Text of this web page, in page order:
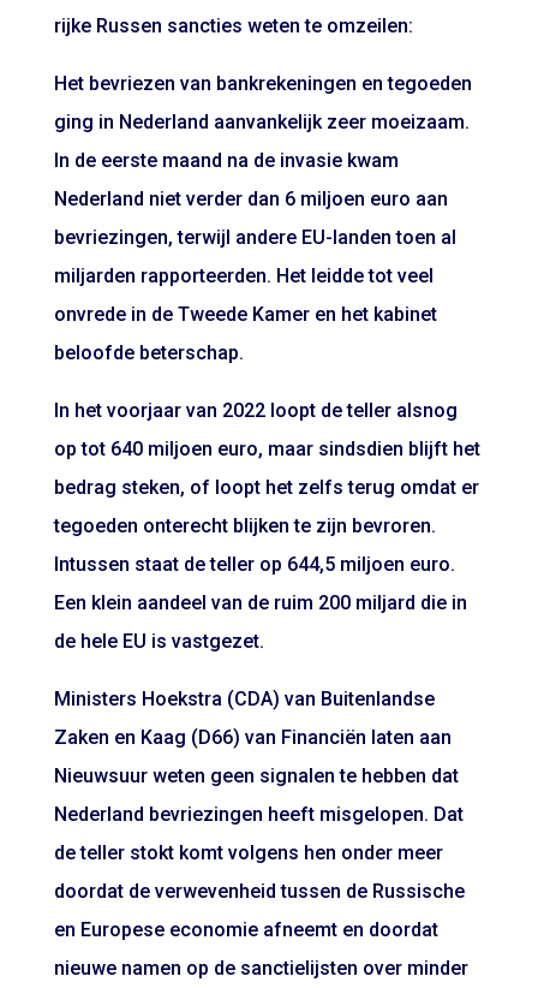
rijke Russen sancties weten te omzeilen:
Het bevriezen van bankrekeningen en tegoeden
ging in Nederland aanvankelijk zeer moeizaam.
In de eerste maand na de invasie kwam
Nederland niet verder dan 6 miljoen euro aan
bevriezingen, terwijl andere EU-landen toen al
miljarden rapporteerden. Het leidde tot veel
onvrede in de Tweede Kamer en het kabinet
beloofde beterschap.
In het voorjaar van 2022 loopt de teller alsnog
op tot 640 miljoen euro, maar sindsdien blijft het
bedrag steken, of loopt het zelfs terug omdat er
tegoeden onterecht blijken te zijn bevroren.
Intussen staat de teller op 644,5 miljoen euro.
Een klein aandeel van de ruim 200 miljard die in
de hele EU is vastgezet.
Ministers Hoekstra (CDA) van Buitenlandse
Zaken en Kaag (D66) van Financiën laten aan
Nieuwsuur weten geen signalen te hebben dat
Nederland bevriezingen heeft misgelopen. Dat
de teller stokt komt volgens hen onder meer
doordat de verwevenheid tussen de Russische
en Europese economie afneemt en doordat
nieuwe namen op de sanctielijsten over minder